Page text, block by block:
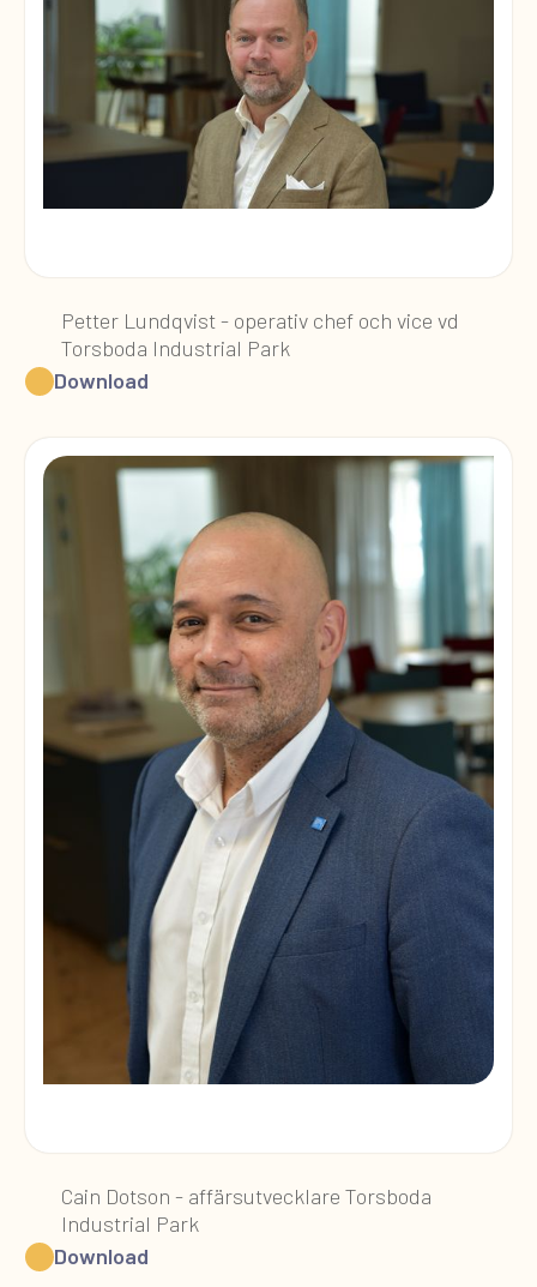
Petter Lundqvist - operativ chef och vice vd
Torsboda Industrial Park
Download
Cain Dotson - affärsutvecklare Torsboda
Industrial Park
Download